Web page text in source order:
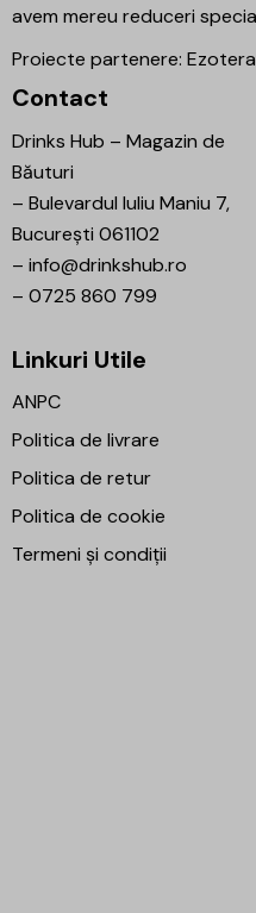
avem mereu reduceri
Proiecte partenere: Ezotera
Contact
Drinks Hub – Magazin de
Băuturi
– Bulevardul Iuliu Maniu 7,
București 061102
– info@drinkshub.ro
– 0725 860 799
Linkuri Utile
ANPC
Politica de livrare
Politica de retur
Politica de cookie
Termeni și condiții